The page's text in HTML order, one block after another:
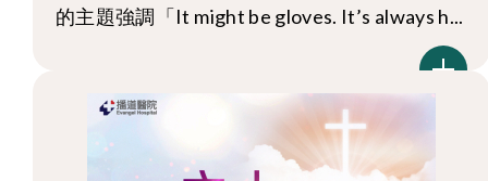
的主題強調「It might be gloves. It’s always h...